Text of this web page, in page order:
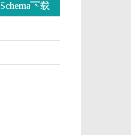
Schema下载